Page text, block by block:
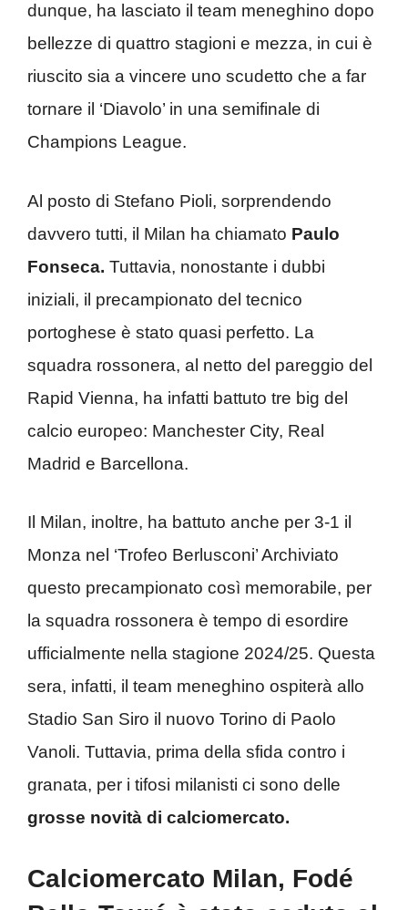
dunque, ha lasciato il team meneghino dopo
bellezze di quattro stagioni e mezza, in cui è
riuscito sia a vincere uno scudetto che a far
tornare il ‘Diavolo’ in una semifinale di
Champions League.
Al posto di Stefano Pioli, sorprendendo
davvero tutti, il Milan ha chiamato Paulo
Fonseca. Tuttavia, nonostante i dubbi
iniziali, il precampionato del tecnico
portoghese è stato quasi perfetto. La
squadra rossonera, al netto del pareggio del
Rapid Vienna, ha infatti battuto tre big del
calcio europeo: Manchester City, Real
Madrid e Barcellona.
Il Milan, inoltre, ha battuto anche per 3-1 il
Monza nel ‘Trofeo Berlusconi’ Archiviato
questo precampionato così memorabile, per
la squadra rossonera è tempo di esordire
ufficialmente nella stagione 2024/25. Questa
sera, infatti, il team meneghino ospiterà allo
Stadio San Siro il nuovo Torino di Paolo
Vanoli. Tuttavia, prima della sfida contro i
granata, per i tifosi milanisti ci sono delle
grosse novità di calciomercato.
Calciomercato Milan, Fodé